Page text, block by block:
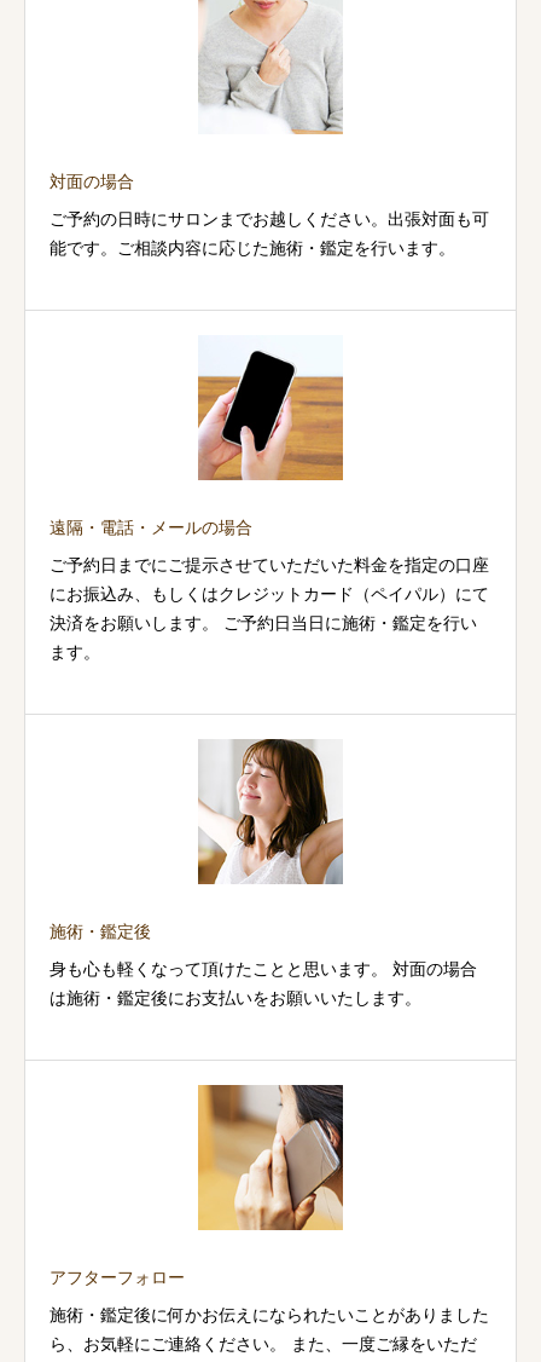
対面の場合
ご予約の日時にサロンまでお越しください。出張対面も可
能です。ご相談内容に応じた施術・鑑定を行います。
遠隔・電話・メールの場合
ご予約日までにご提示させていただいた料金を指定の口座
にお振込み、もしくはクレジットカード（ペイパル）にて
決済をお願いします。 ご予約日当日に施術・鑑定を行い
ます。
施術・鑑定後
身も心も軽くなって頂けたことと思います。 対面の場合
は施術・鑑定後にお支払いをお願いいたします。
アフターフォロー
施術・鑑定後に何かお伝えになられたいことがありました
ら、お気軽にご連絡ください。 また、一度ご縁をいただ